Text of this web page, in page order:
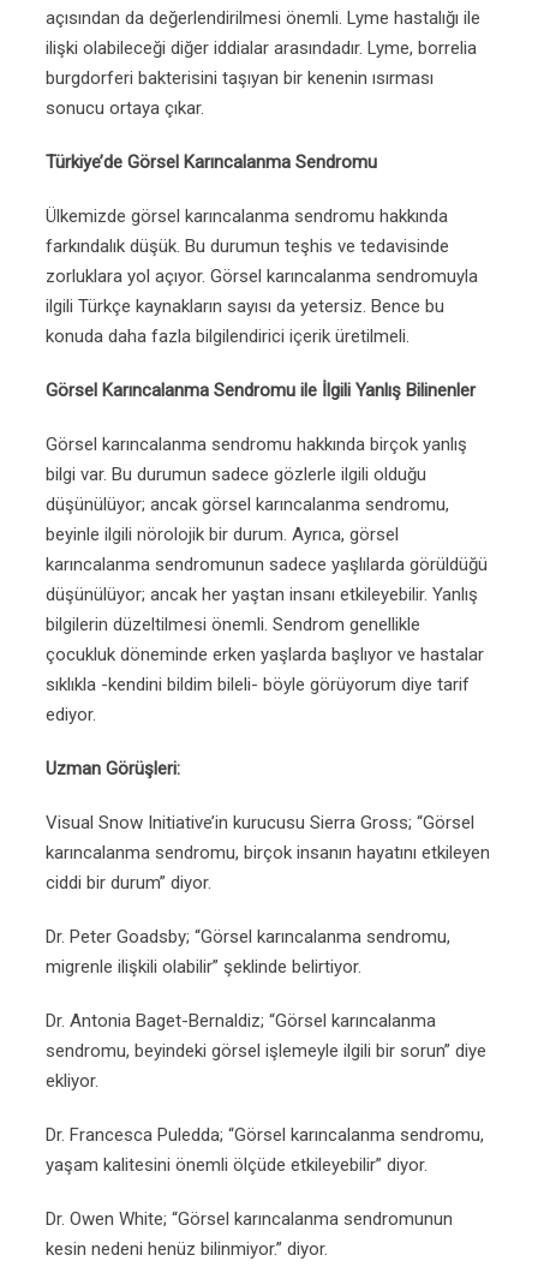
açısından da değerlendirilmesi önemli. Lyme hastalığı ile
ilişki olabileceği diğer iddialar arasındadır. Lyme, borrelia
burgdorferi bakterisini taşıyan bir kenenin ısırması
sonucu ortaya çıkar.
Türkiye’de Görsel Karıncalanma Sendromu
Ülkemizde görsel karıncalanma sendromu hakkında
farkındalık düşük. Bu durumun teşhis ve tedavisinde
zorluklara yol açıyor. Görsel karıncalanma sendromuyla
ilgili Türkçe kaynakların sayısı da yetersiz. Bence bu
konuda daha fazla bilgilendirici içerik üretilmeli.
Görsel Karıncalanma Sendromu ile İlgili Yanlış Bilinenler
Görsel karıncalanma sendromu hakkında birçok yanlış
bilgi var. Bu durumun sadece gözlerle ilgili olduğu
düşünülüyor; ancak görsel karıncalanma sendromu,
beyinle ilgili nörolojik bir durum. Ayrıca, görsel
karıncalanma sendromunun sadece yaşlılarda görüldüğü
düşünülüyor; ancak her yaştan insanı etkileyebilir. Yanlış
bilgilerin düzeltilmesi önemli. Sendrom genellikle
çocukluk döneminde erken yaşlarda başlıyor ve hastalar
sıklıkla -kendini bildim bileli- böyle görüyorum diye tarif
ediyor.
Uzman Görüşleri:
Visual Snow Initiative’in kurucusu Sierra Gross; “Görsel
karıncalanma sendromu, birçok insanın hayatını etkileyen
ciddi bir durum” diyor.
Dr. Peter Goadsby; “Görsel karıncalanma sendromu,
migrenle ilişkili olabilir” şeklinde belirtiyor.
Dr. Antonia Baget-Bernaldiz; “Görsel karıncalanma
sendromu, beyindeki görsel işlemeyle ilgili bir sorun” diye
ekliyor.
Dr. Francesca Puledda; “Görsel karıncalanma sendromu,
yaşam kalitesini önemli ölçüde etkileyebilir” diyor.
Dr. Owen White; “Görsel karıncalanma sendromunun
kesin nedeni henüz bilinmiyor.” diyor.